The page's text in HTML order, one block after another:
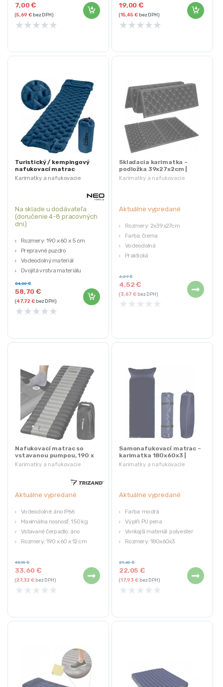
7,00€
(5,69€ bez DPH)
★★★★★
19,00€
(15,45€bez DPH)
★★★★★
Karimatky a nafukovacie
Turistický / kempingový
nafukovací matrac
190x60cm | NEO 63-149
Na sklade u dodávateľa
(doručenie 4-8 pracovných
dni)
Rozmery: 190 x 60 x 5 cm
Prepravné puzdro
Vodeodolný materiál
Dvojitá vrstva materiálu
58,70€
84,00€
(47,72€bez DPH)
★★★★★
Karimatky a nafukovacie
Skladacia karimatka –
podložka 39x27x2cm |
čierna
Aktuálne vypredané
Rozmery: 2x39x27cm
Farba: čierna
Vodeodolná
Praktická
4,52€
6,09€
(3,67€ bez DPH)
★ ★ ★ ★ ★
Karimatky a nafukovacie
Nafukovací matrac so
vstavanou pumpou, 190 x
60 x 12 cm, Trizand |
Aktuálne vypredané
Vodeodolné: áno IP66
Maximálna nosnosť: 150 kg
Vstavané čerpadlo: áno
Rozmery: 190 x 60 x 12 cm
33,60€
45,15€
(27,32€bez DPH)
★ ★ ★ ★ ★
Karimatky a nafukovacie
Samonafukovací matrac –
karimatka 180x60x3 |
modrá
Aktuálne vypredané
Farba: modrá
Výplň: PU pena
Vonkajší materiál: polyester
Rozmery: 180x60x3
22,05€
29,40€
(17,93€bez DPH)
★ ★ ★ ★ ★